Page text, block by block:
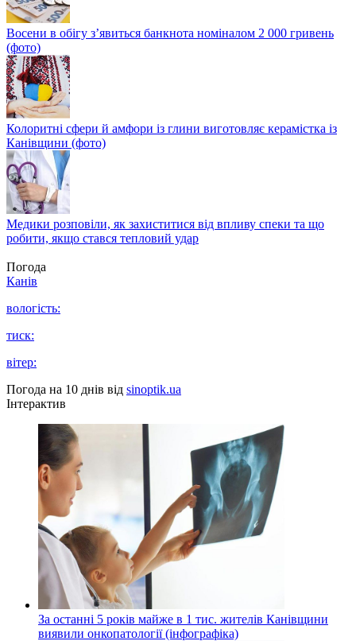
Восени в обігу з’явиться банкнота номіналом 2 000 гривень
(фото)
Колоритні сфери й амфори із глини виготовляє керамістка із
Канівщини (фото)
Медики розповіли, як захиститися від впливу спеки та що
робити, якщо стався тепловий удар
Погода
Канів
вологість:
тиск:
вітер:
Погода на 10 днів від sinoptik.ua
Інтерактив
За останні 5 років майже в 1 тис. жителів Канівщини
виявили онкопатології (інфографіка)